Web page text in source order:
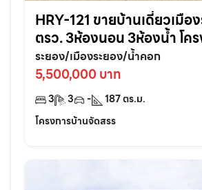
HRY-121 ขายบ้านเดี่ยวเมือ
ตรว. 3ห้องนอน 3ห้องน้ำ โค
การ์เด้นวิลล์ ใกล้เซ็นทรัล3กม.
ระยอง/เมืองระยอง/น้ำคอก
5,500,000 บาท
3 3 - 187ตร.ม.
โครงการบ้านจัดสรร